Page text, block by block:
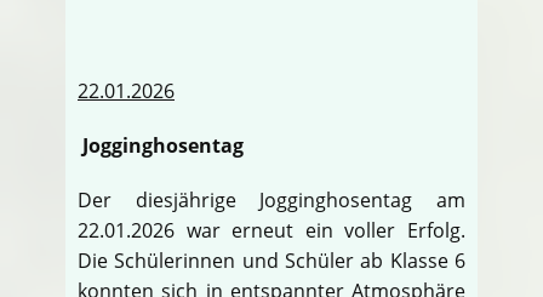
22.01.2026
Jogginghosentag
Der diesjährige Jogginghosentag am
22.01.2026 war erneut ein voller Erfolg.
Die Schülerinnen und Schüler ab Klasse 6
konnten sich in entspannter Atmosphäre